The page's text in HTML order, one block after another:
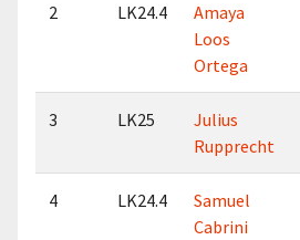
2 LK24.4
Amaya
Loos
Ortega
3 LK25
Julius
Rupprecht
4 LK24.4
Samuel
Cabrini